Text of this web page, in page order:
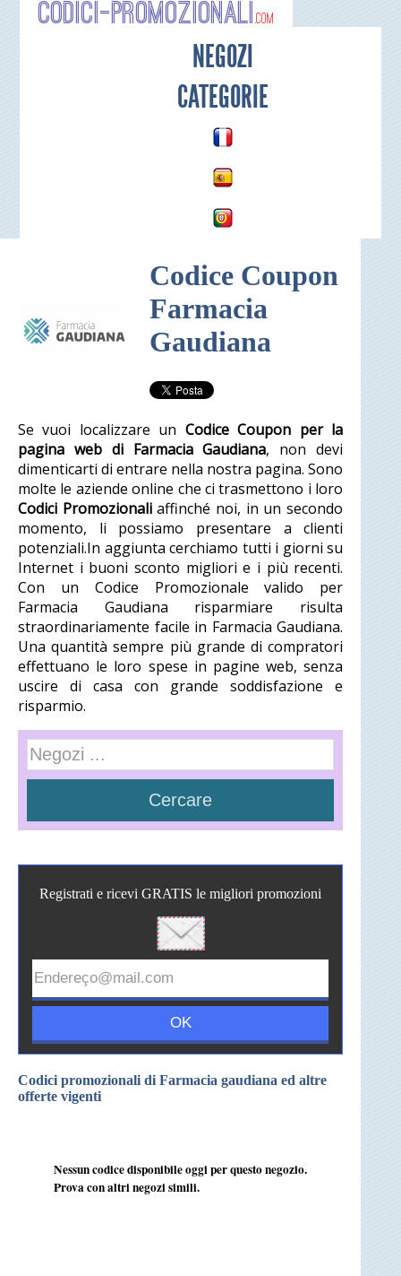
Codici-
NEGOZI
CATEGORIE
Codice Coupon
Farmacia
Gaudiana
Se vuoi localizzare un Codice Coupon per la
pagina web di Farmacia Gaudiana, non devi
dimenticarti di entrare nella nostra pagina. Sono
molte le aziende online che ci trasmettono i loro
Codici Promozionaliaffinché noi, in un secondo
momento, li possiamo presentare a clienti
potenziali.In aggiunta cerchiamo tutti i giorni su
Internet i buoni sconto migliori e i più recenti.
Con un Codice Promozionale valido per
Farmacia Gaudiana risparmiare risulta
straordinariamente facile in Farmacia Gaudiana.
Una quantità sempre più grande di compratori
effettuano le loro spese in pagine web, senza
uscire di casa con grande soddisfazione e
risparmio.
Registrati e ricevi GRATIS le migliori promozioni
Codici promozionali di Farmacia gaudiana ed altre
offerte vigenti
Nessun codice disponibile oggi per questo negozio.
Prova con altri negozi simili.